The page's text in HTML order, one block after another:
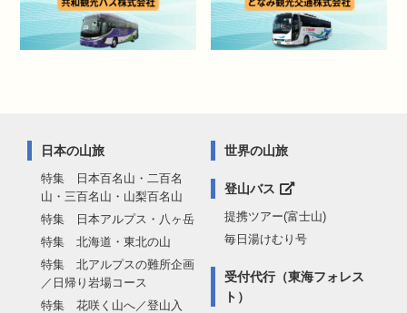
日本の山旅
特集 日本百名山・二百名
山・三百名山・山梨百名山
特集 日本アルプス・八ヶ岳
特集 北海道・東北の山
特集 北アルプスの難所企画
／日帰り岩場コース
特集 花咲く山へ／登山入
世界の山旅
登山バス
提携ツアー(富士山)
毎日湯けむり号
受付代行（東海フォレス
ト）